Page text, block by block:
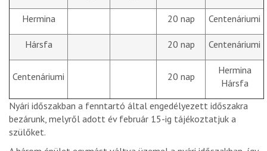
Hermina 20 nap Centenáriumi
Hársfa 20 nap Centenáriumi
Centenáriumi 20 nap
Hermina
Hársfa
Nyári időszakban a fenntartó által engedélyezett időszakra
bezárunk, melyről adott év február 15-ig tájékoztatjuk a
szülőket.